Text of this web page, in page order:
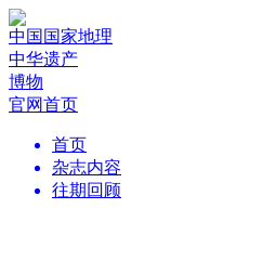
中国国家地理
中华遗产
博物
官网首页
首页
杂志内容
往期回顾